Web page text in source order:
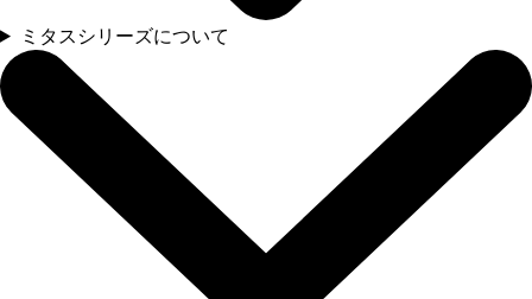
ミタスシリーズについて